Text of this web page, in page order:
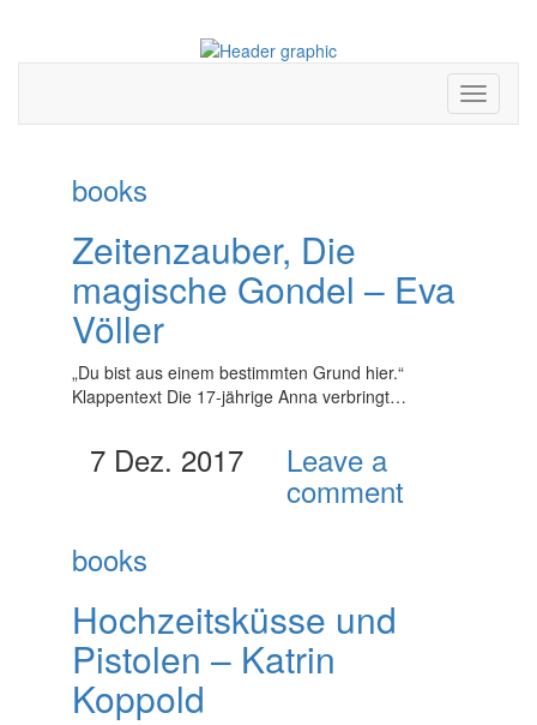
Toggle
books
Zeitenzauber, Die
magische Gondel – Eva
Völler
„Du bist aus einem bestimmten Grund hier.“
Klappentext Die 17-jährige Anna verbringt…
7 Dez. 2017 Leave a
comment
books
Hochzeitsküsse und
Pistolen – Katrin
Koppold